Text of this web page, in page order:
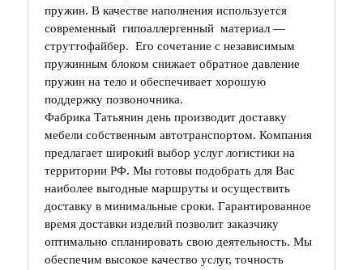
пружин. В качестве наполнения используется
современный гипоаллергенный материал —
струттофайбер. Его сочетание с независимым
пружинным блоком снижает обратное давление
пружин на тело и обеспечивает хорошую
поддержку позвоночника.
Фабрика Татьянин день производит доставку
мебели собственным автотранспортом. Компания
предлагает широкий выбор услуг логистики на
территории РФ. Мы готовы подобрать для Вас
наиболее выгодные маршруты и осуществить
доставку в минимальные сроки. Гарантированное
время доставки изделий позволит заказчику
оптимально спланировать свою деятельность. Мы
обеспечим высокое качество услуг, точность